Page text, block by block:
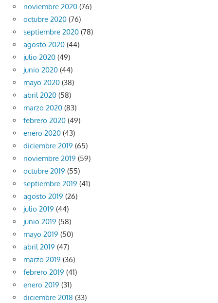
noviembre 2020 (76)
octubre 2020 (76)
septiembre 2020 (78)
agosto 2020 (44)
julio 2020 (49)
junio 2020 (44)
mayo 2020 (38)
abril 2020 (58)
marzo 2020 (83)
febrero 2020 (49)
enero 2020 (43)
diciembre 2019 (65)
noviembre 2019 (59)
octubre 2019 (55)
septiembre 2019 (41)
agosto 2019 (26)
julio 2019 (44)
junio 2019 (58)
mayo 2019 (50)
abril 2019 (47)
marzo 2019 (36)
febrero 2019 (41)
enero 2019 (31)
diciembre 2018 (33)